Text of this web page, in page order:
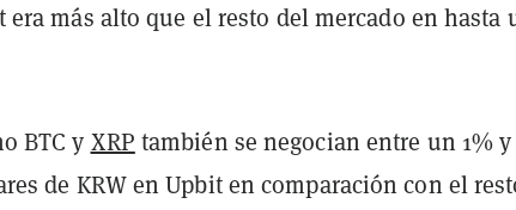
era más alto que el resto del mercado en hasta
BTC y XRP también se negocian entre un 1%
de KRW en Upbit en comparación con el